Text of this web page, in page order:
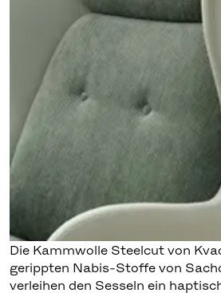
Die Kammwolle Steelcut von
gerippten Nabis-Stoffe von
verleihen den Sesseln ein